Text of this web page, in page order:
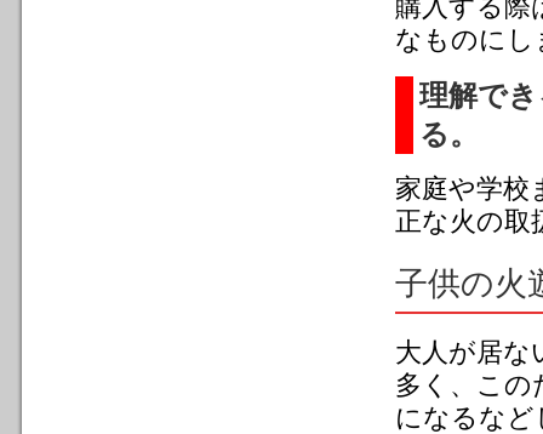
購入する際
なものにし
理解で
る。
家庭や学校
正な火の取
子供の火
大人が居な
多く、この
になるな